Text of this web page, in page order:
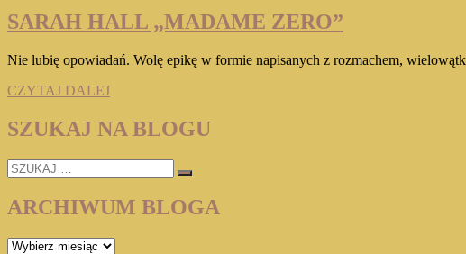
SARAH HALL „MADAME ZERO”
Nie lubię opowiadań. Wolę epikę w formie napisanych z rozmachem,
CZYTAJ DALEJSARAH
„MADAME
ZERO”
SZUKAJ NA BLOGU
SZUKAJ
…
ARCHIWUM BLOGA
ARCHIWUM